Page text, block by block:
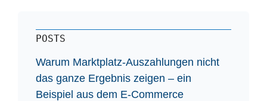
POSTS
Warum Marktplatz-Auszahlungen nicht
das ganze Ergebnis zeigen – ein
Beispiel aus dem E-Commerce